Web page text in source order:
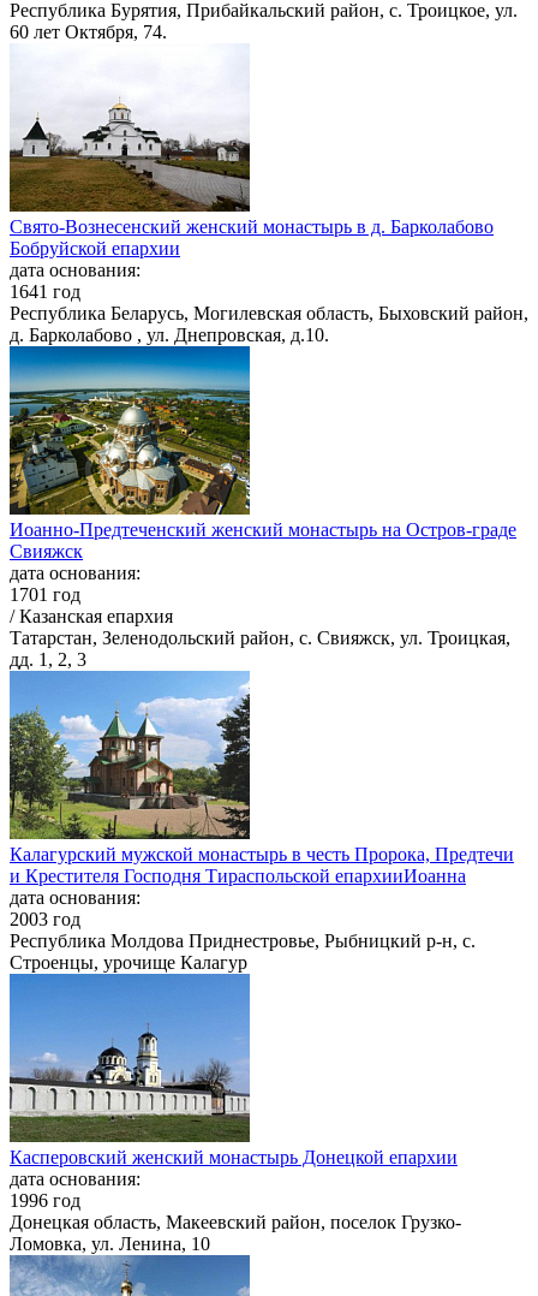
Республика Бурятия, Прибайкальский район, с. Троицкое, ул.
60 лет Октября, 74.
Свято-Вознесенский женский монастырь в д. Барколабово
Бобруйской епархии
дата основания:
1641 год
Республика Беларусь, Могилевская область, Быховский район,
д. Барколабово , ул. Днепровская, д.10.
Иоанно-Предтеченский женский монастырь на Остров-граде
Свияжск
дата основания:
1701 год
/ Казанская епархия
Татарстан, Зеленодольский район, с. Свияжск, ул. Троицкая,
дд. 1, 2, 3
Калагурский мужской монастырь в честь Пророка, Предтечи
и Крестителя Господня Тираспольской епархииИоанна
дата основания:
2003 год
Республика Молдова Приднестровье, Рыбницкий р-н, с.
Строенцы, урочище Калагур
Касперовский женский монастырь Донецкой епархии
дата основания:
1996 год
Донецкая область, Макеевский район, поселок Грузко-
Ломовка, ул. Ленина, 10